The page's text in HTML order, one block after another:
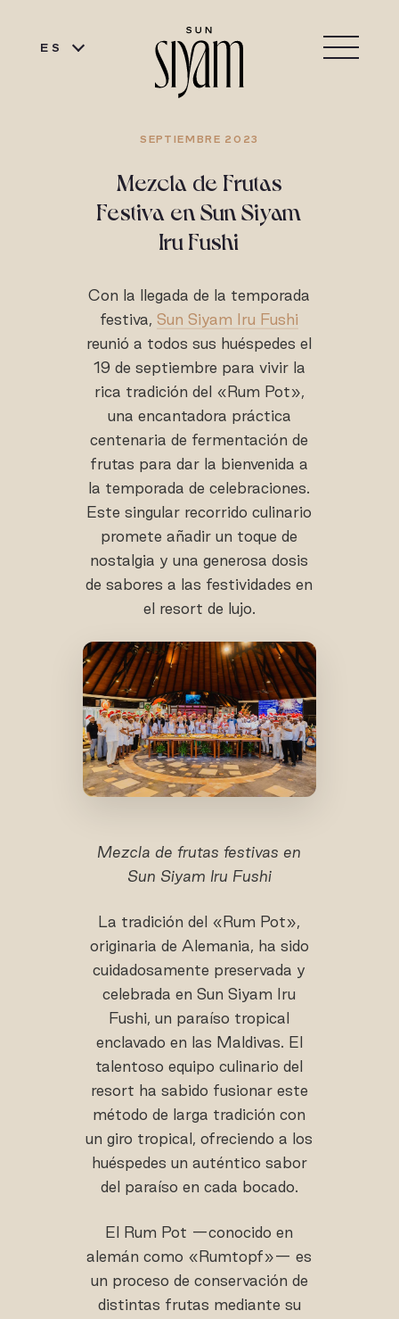
ES
SEPTIEMBRE 2023
Mezcla de Frutas
Festiva en Sun Siyam
Iru Fushi
Con la llegada de la temporada
festiva,Sun Siyam Iru Fushi
reunió a todos sus huéspedes el
19 de septiembre para vivir la
rica tradición del «Rum Pot»,
una encantadora práctica
centenaria de fermentación de
frutas para dar la bienvenida a
la temporada de celebraciones.
Este singular recorrido culinario
promete añadir un toque de
nostalgia y una generosa dosis
de sabores a las festividades en
el resort de lujo.
Mezcla de frutas festivas en
Sun Siyam Iru Fushi
La tradición del «Rum Pot»,
originaria de Alemania, ha sido
cuidadosamente preservada y
celebrada en Sun Siyam Iru
Fushi, un paraíso tropical
enclavado en las Maldivas. El
talentoso equipo culinario del
resort ha sabido fusionar este
método de larga tradición con
un giro tropical, ofreciendo a los
huéspedes un auténtico sabor
del paraíso en cada bocado.
El Rum Pot —conocido en
alemán como «Rumtopf»— es
un proceso de conservación de
distintas frutas mediante su